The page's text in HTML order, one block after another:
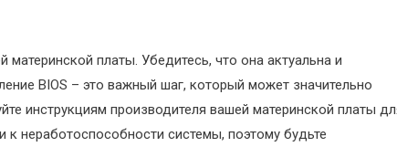
платы. Убедитесь, что она актуальна и
BIOS – это важный шаг, который может значительно
инструкциям производителя вашей материнской платы
неработоспособности системы, поэтому будьте